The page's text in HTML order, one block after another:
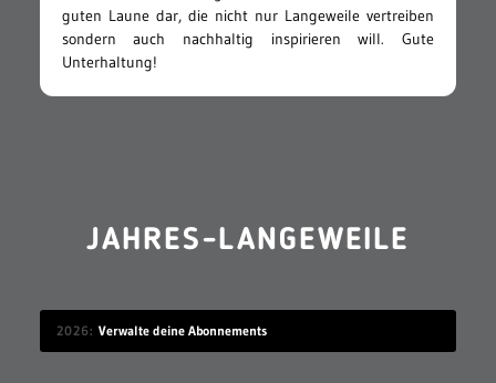
guten Laune dar, die nicht nur Langeweile vertreiben
sondern auch nachhaltig inspirieren will. Gute
Unterhaltung!
JAHRES-LANGEWEILE
2026 Verwalte deine Abonnements